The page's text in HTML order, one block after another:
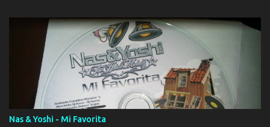
Digital Booklet – Invicto ----------------------------- Nota:
Album proposto al massimo della qualità in formato iTunes Plus
AAC M4A; comprato su iTunes e a disposizione vostra per il
download. REGGAETON ITALIA Nosotros Somos Los Del
Momento!
Nas & Yoshi - Mi Favorita